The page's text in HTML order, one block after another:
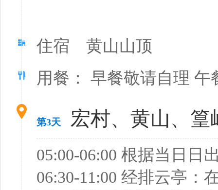
住宿 黄山山顶
用餐： 早餐敬请自理
第3天 宏村、黄山、篁
05:00-06:00 根据当日日
06:30-11:00 经排云亭：